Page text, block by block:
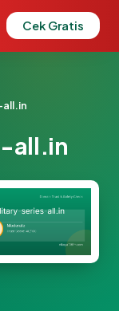
Cek Gratis
all.in